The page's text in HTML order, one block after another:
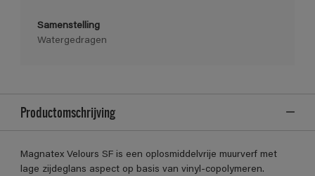
Samenstelling
Watergedragen
Productomschrijving
Magnatex Velours SF is een oplosmiddelvrije muurverf met
lage zijdeglans aspect op basis van vinyl-copolymeren.